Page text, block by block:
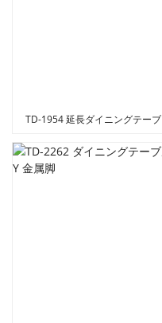
TD-1954 延長ダイニングテーブ